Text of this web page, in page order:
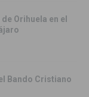
Orihuela en el
Bando Cristiano